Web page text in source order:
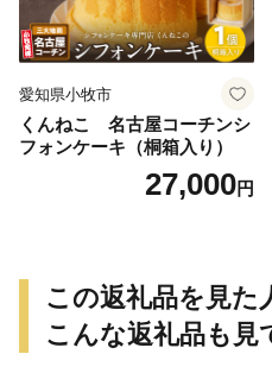
愛知県小牧市
くんねこ 名古屋コーチンシ
フォンケーキ（桐箱入り）
27,000円
この返礼品を見た
こんな返礼品も見